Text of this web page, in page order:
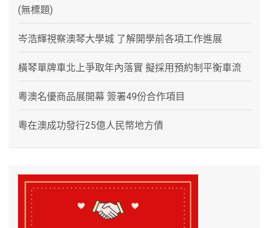
(無標題)
岑浩輝視察澳琴大學城 了解開學前各項工作進展
橫琴單牌車北上爭取年內落實 擬採用預約制平衡車流
粵澳名優商品展開幕 簽署49份合作項目
粵在澳成功發行25億人民幣地方債